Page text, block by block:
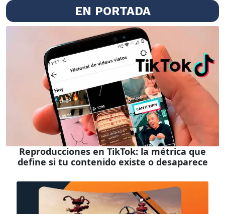
EN PORTADA
Reproducciones en TikTok: la métrica que
define si tu contenido existe o desaparece